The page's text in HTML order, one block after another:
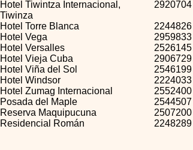
Hotel Tiwintza Internacional,
Tiwinza
Hotel Torre Blanca
Hotel Vega
Hotel Versalles
Hotel Vieja Cuba
Hotel Viña del Sol
Hotel Windsor
Hotel Zumag Internacional
Posada del Maple
Reserva Maquipucuna
Residencial Román
2920704
2244826
2959833
2526145
2906729
2546199
2224033
2552400
2544507
2507200
2248289